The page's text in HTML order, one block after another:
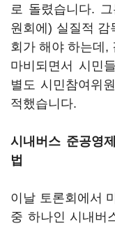
로 돌렸습니다.
원회에) 실질적 감
회가 해야 하는데,
마비되면서 시민
별도 시민참여위
적했습니다.
시내버스 준공영
법
이날 토론회에서
중 하나인 시내버